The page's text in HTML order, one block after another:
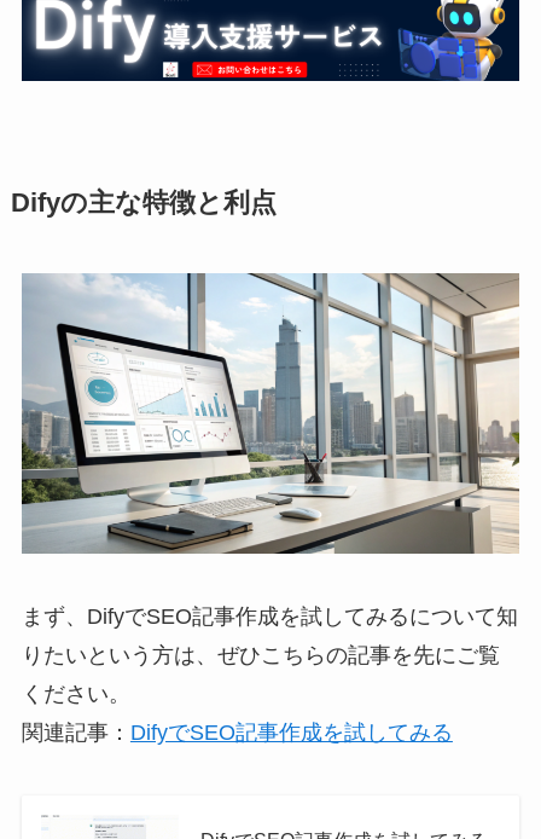
Difyの主な特徴と利点
まず、DifyでSEO記事作成を試してみるについて知
りたいという方は、ぜひこちらの記事を先にご覧
ください。
関連記事： DifyでSEO記事作成を試してみる